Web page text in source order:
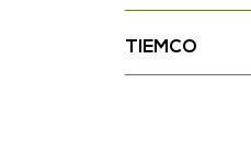
TIEMCO